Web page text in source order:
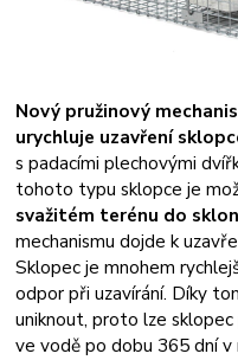
Nový pružinový
urychluje uzavření
s padacími plechovými
tohoto typu sklopce je
svažitém terénu do
mechanismu dojde k
Sklopec je mnohem
odpor při uzavírání. Díky
uniknout, proto lze
ve vodě po dobu 365 dní v